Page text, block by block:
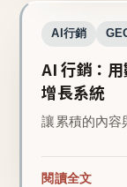
AI行銷
AI 行銷：
增長系統
讓累積的內容
閱讀全文